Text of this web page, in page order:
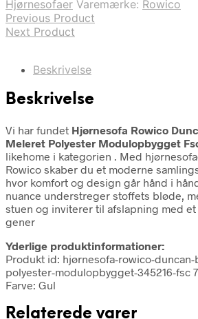
Hjørnesofaer Varemærke: Rowico
Previous Product
Next Product
Beskrivelse
Beskrivelse
Vi har fundet Hjørnesofa Rowico
Meleret Polyester Modulopbygget
likehome i kategorien . Med
Rowico skaber du et moderne
hvor komfort og design går hånd i
nuance understreger stoffets bløde,
stuen og inviterer til afslapning med
gener
Yderlige produktinformationer:
Produkt id: hjørnesofa-rowico-
polyester-modulopbygget-345216-fsc
Farve: Gul
Relaterede varer